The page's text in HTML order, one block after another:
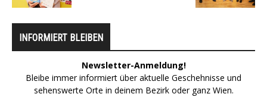
INFORMIERT BLEIBEN
Newsletter-Anmeldung!
Bleibe immer informiert über aktuelle Geschehnisse und
sehenswerte Orte in deinem Bezirk oder ganz Wien.